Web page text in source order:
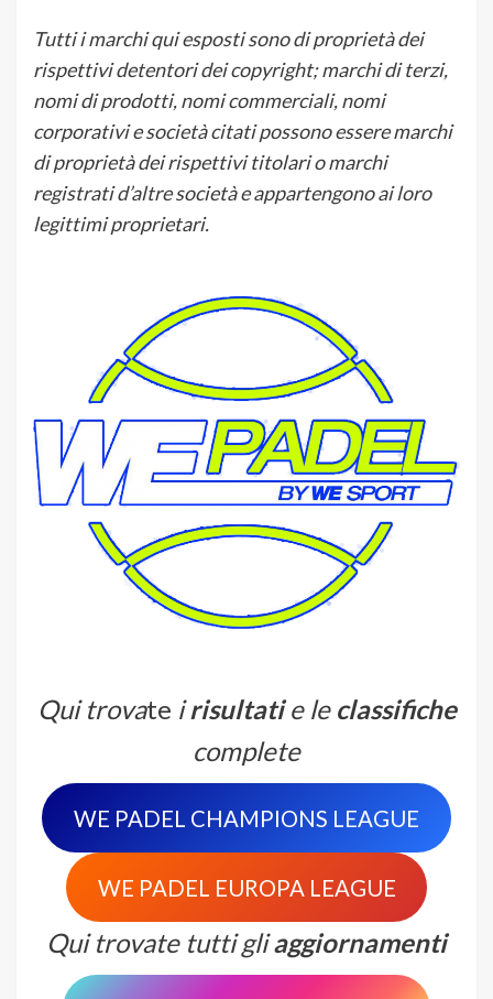
Tutti i marchi qui esposti sono di proprietà dei
rispettivi detentori dei copyright; marchi di terzi,
nomi di prodotti, nomi commerciali, nomi
corporativi e società citati possono essere marchi
di proprietà dei rispettivi titolari o marchi
registrati d’altre società e appartengono ai loro
legittimi proprietari.
Qui trovate irisultatie le classifiche
complete
WE PADEL CHAMPIONS LEAGUE
WE PADEL EUROPA LEAGUE
Qui trovate tutti gliaggiornamenti